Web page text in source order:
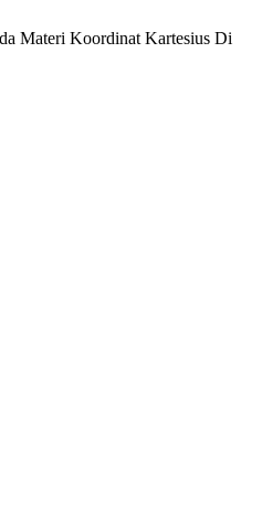
Materi Koordinat Kartesius Di